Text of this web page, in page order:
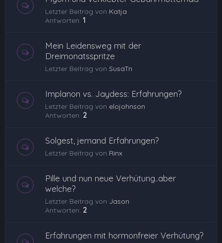
Letzter Beitrag von Katja
Antworten: 1
Mein Leidensweg mit der
Dreimonatsspritze
Letzter Beitrag von SusaTn
Implanon vs. Jaydess: Erfahrungen?
Letzter Beitrag von elojohnson
Antworten: 2
Solgest, jemand Erfahrungen?
Letzter Beitrag von Rinx
Pille und nun neue Verhütung..aber
welche?
Letzter Beitrag von Jason
Antworten: 2
Erfahrungen mit hormonfreier Verhütung?